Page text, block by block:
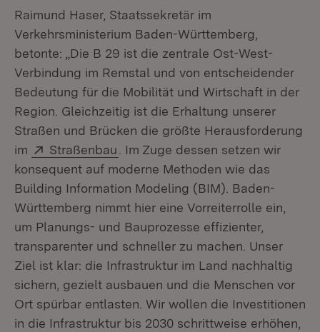
Raimund Haser, Staatssekretär im
Verkehrsministerium Baden-Württemberg,
betonte: „Die B 29 ist die zentrale Ost-West-
Verbindung im Remstal und von entscheidender
Bedeutung für die Mobilität und Wirtschaft in der
Region. Gleichzeitig ist die Erhaltung unserer
Straßen und Brücken die größte Herausforderung
im
Extern:
Straßenbau (Öffnet in neuem Fenster)
. Im Zuge dessen setzen wir
konsequent auf moderne Methoden wie das
Building Information Modeling (BIM). Baden-
Württemberg nimmt hier eine Vorreiterrolle ein,
um Planungs- und Bauprozesse effizienter,
transparenter und schneller zu machen. Unser
Ziel ist klar: die Infrastruktur im Land nachhaltig
sichern, gezielt ausbauen und die Menschen vor
Ort spürbar entlasten. Wir wollen die Investitionen
in die Infrastruktur bis 2030 schrittweise erhöhen,